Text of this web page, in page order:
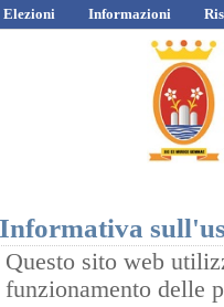
Elezioni Informazioni
Informativa
Questo sito web
funzionamento delle